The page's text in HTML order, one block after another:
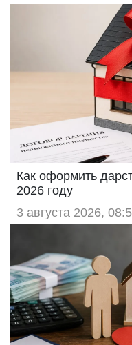
Как оформить
2026 году
3 августа 2026,